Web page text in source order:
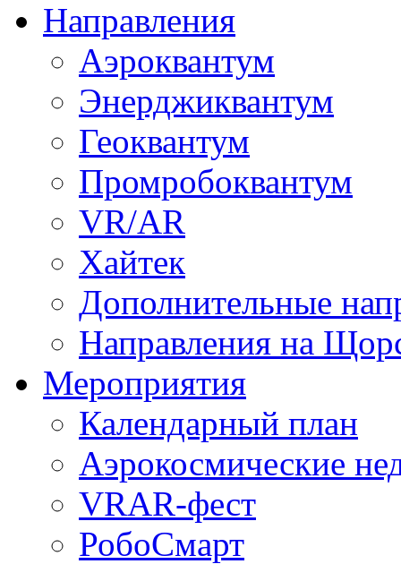
Направления
Аэроквантум
Энерджиквантум
Геоквантум
Промробоквантум
VR/AR
Хайтек
Дополнительные
Направления на
Мероприятия
Календарный план
Аэрокосмические
VRAR-фест
РобоСмарт